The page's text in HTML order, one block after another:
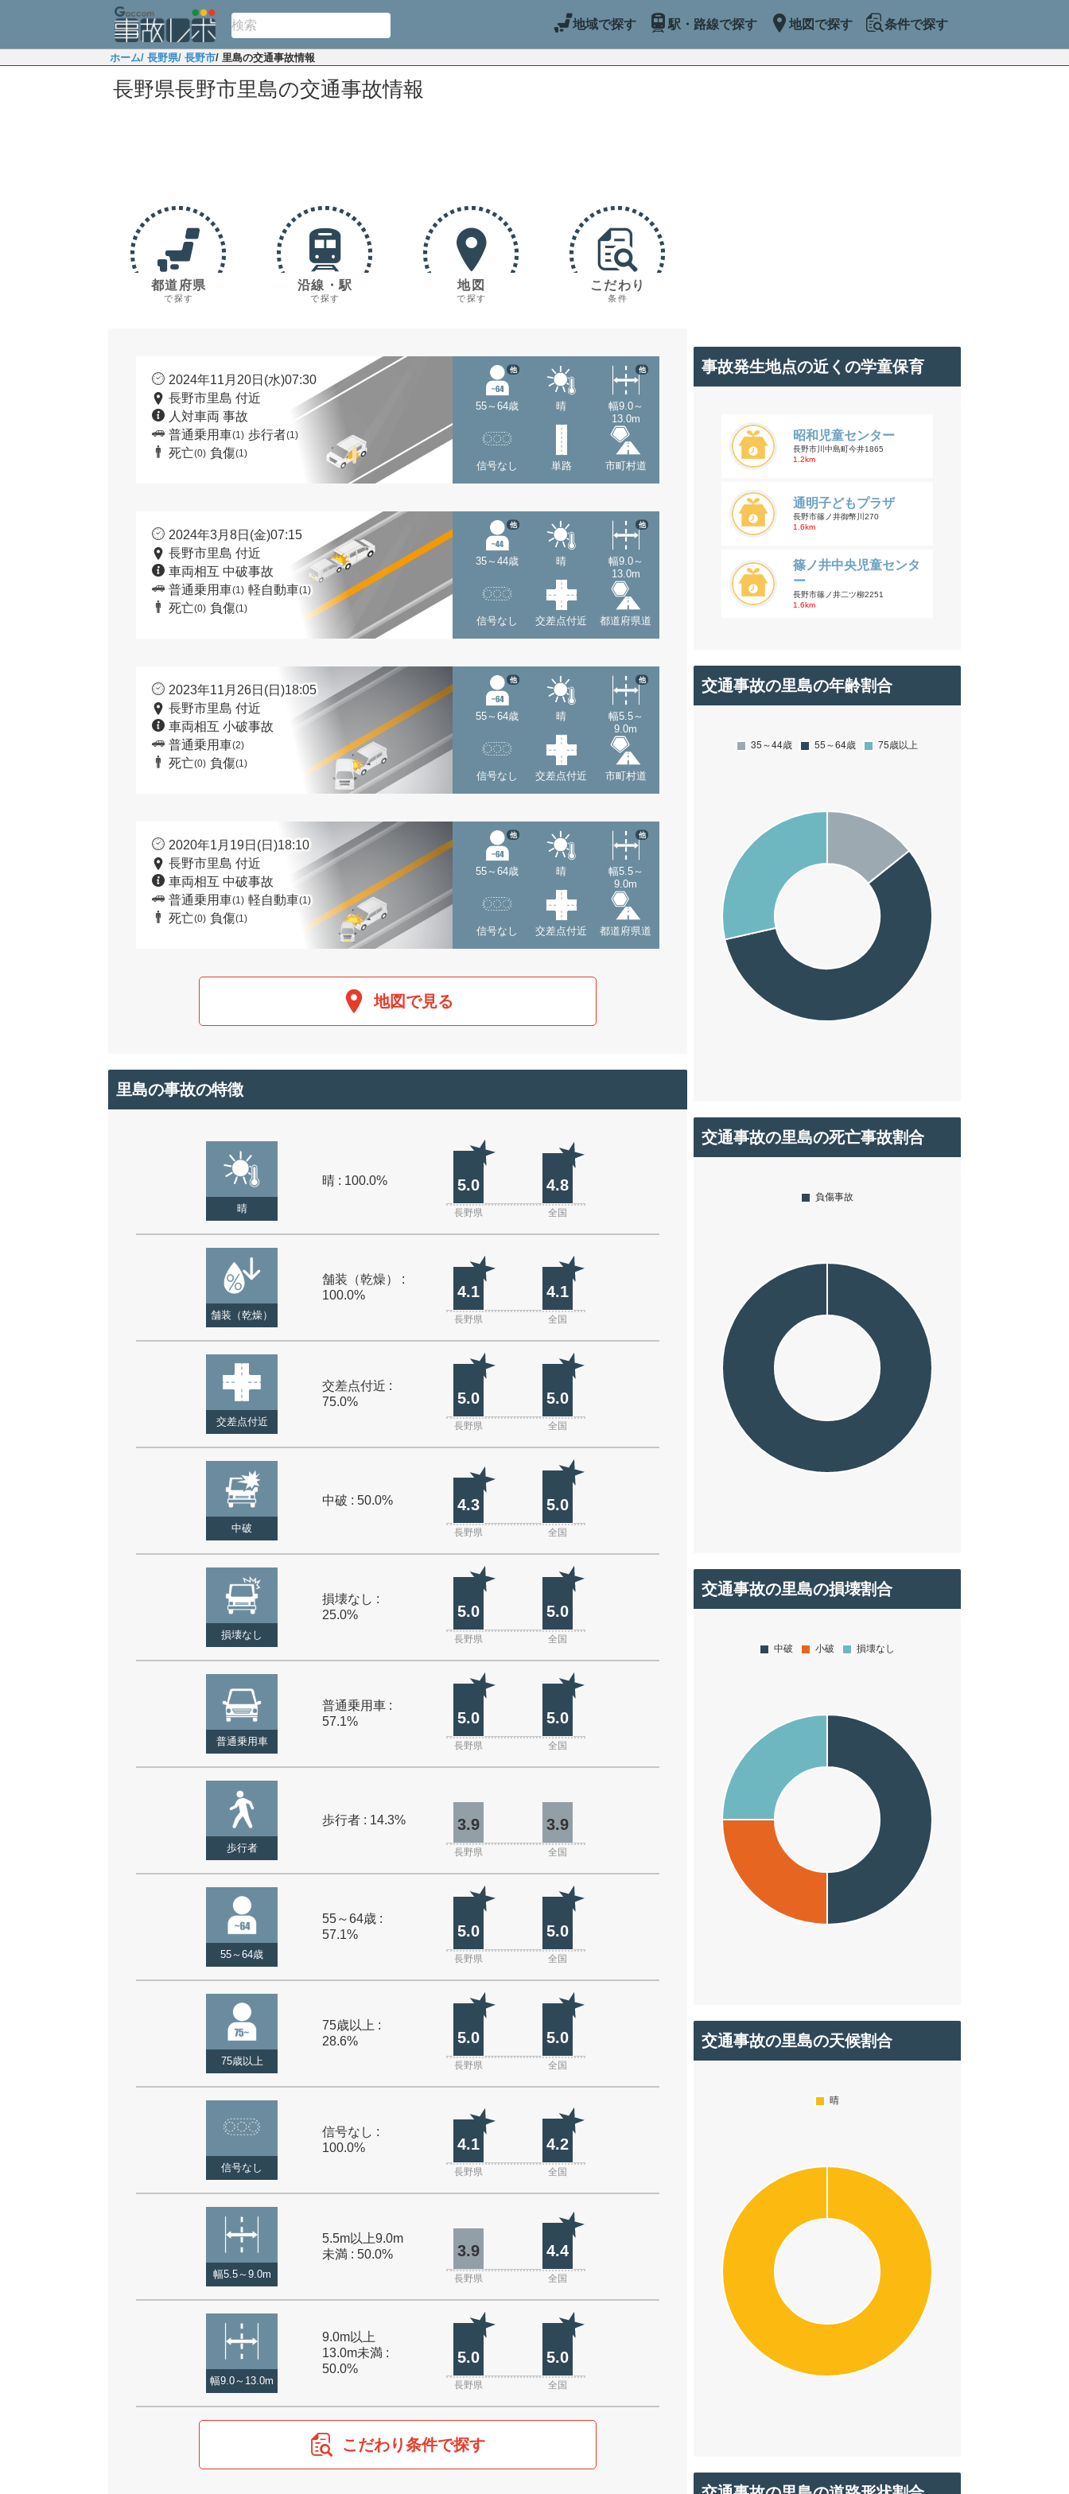
地域で探す 駅・路線で探す 地図で探す 条件で探す
ホーム/ 長野県/ 長野市/ 里島の交通事故情報
長野県長野市里島の交通事故情報
都道府県
で探す
沿線・駅
で探す
地図
で探す
こだわり
条件
2024年11月20日(水)07:30
長野市里島 付近
人対車両 事故
普通乗用車(1) 歩行者(1)
死亡(0) 負傷(1)
55～64歳
他
晴
幅9.0～
13.0m
他
信号なし 単路 市町村道
2024年3月8日(金)07:15
長野市里島 付近
車両相互 中破事故
普通乗用車(1) 軽自動車(1)
死亡(0) 負傷(1)
35～44歳
他
晴
幅9.0～
13.0m
他
信号なし 交差点付近 都道府県道
2023年11月26日(日)18:05
長野市里島 付近
車両相互 小破事故
普通乗用車(2)
死亡(0) 負傷(1)
55～64歳
他
晴
幅5.5～
9.0m
他
信号なし 交差点付近 市町村道
2020年1月19日(日)18:10
長野市里島 付近
車両相互 中破事故
普通乗用車(1) 軽自動車(1)
死亡(0) 負傷(1)
55～64歳
他
晴
幅5.5～
9.0m
他
信号なし 交差点付近 都道府県道
地図で見る
里島の事故の特徴
晴
晴 : 100.0% 5.0 4.8
長野県 全国
舗装（乾燥）
舗装（乾燥） :
100.0%
4.1 4.1
長野県 全国
交差点付近
交差点付近 :
75.0%
5.0 5.0
長野県 全国
中破
中破 : 50.0% 4.3 5.0
長野県 全国
損壊なし
損壊なし :
25.0%
5.0 5.0
長野県 全国
普通乗用車
普通乗用車 :
57.1%
5.0 5.0
長野県 全国
歩行者
歩行者 : 14.3% 3.9 3.9
長野県 全国
55～64歳
55～64歳 :
57.1%
5.0 5.0
長野県 全国
75歳以上
75歳以上 :
28.6%
5.0 5.0
長野県 全国
信号なし
信号なし :
100.0%
4.1 4.2
長野県 全国
幅5.5～9.0m
5.5m以上9.0m
未満 : 50.0%
3.9 4.4
長野県 全国
幅9.0～13.0m
9.0m以上
13.0m未満 :
50.0%
5.0 5.0
長野県 全国
こだわり条件で探す
事故発生地点の近くの学童保育
昭和児童センター
長野市川中島町今井1865
1.2km
通明子どもプラザ
長野市篠ノ井御幣川270
1.6km
篠ノ井中央児童センタ
ー
長野市篠ノ井二ツ柳2251
1.6km
交通事故の里島の年齢割合
交通事故の里島の死亡事故割合
交通事故の里島の損壊割合
交通事故の里島の天候割合